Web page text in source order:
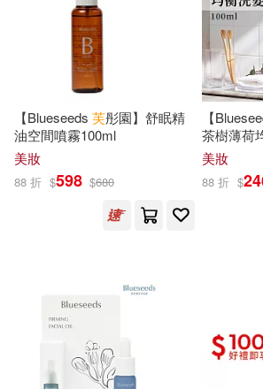
王瑞澤(18) 田英章(18)
盧勝彥(18) 萬昱汐等(18)
葛瑞姆‧漢卡克(18)
邱福龍(18) 陸楊(18)
（漢）許慎(18)
（美）傑克·倫敦(18)
天津大學出版社(119)
湖北少年兒童出版社(119)
南海出版公司(118)
得利影視(118)
北京出版社(117)
上海人民美術出版社(115)
【Blueseeds 芙彤園】舒眠精
油空間噴霧100ml
美妝
88 折 $598 $680
【
茶樹薄荷
美妝
88 折 $